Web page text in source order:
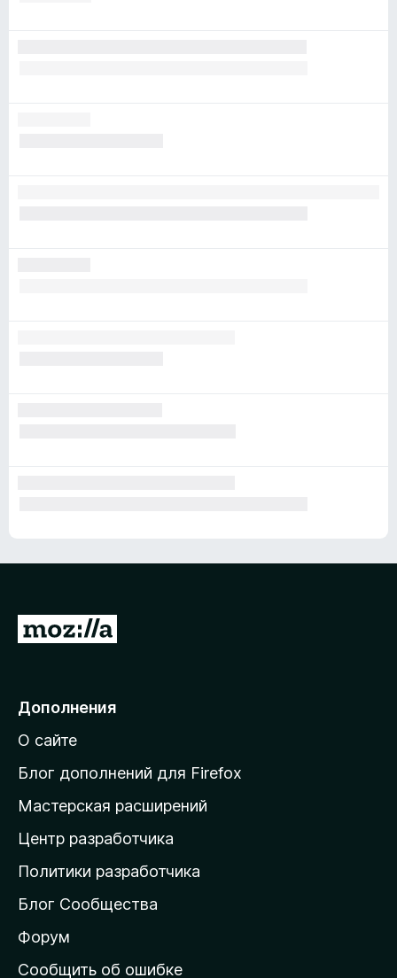
П
е
й
т
и
а
д
о
а
ш
н
Дополнения
О сайте
Блог дополнений для Firefox
Мастерская расширений
Центр разработчика
Политики разработчика
Блог Сообщества
Форум
Сообщить об ошибке